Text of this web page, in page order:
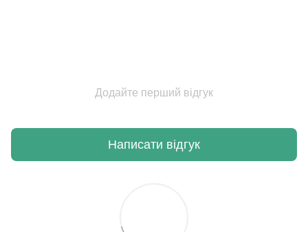
Додайте перший відгук
Написати відгук